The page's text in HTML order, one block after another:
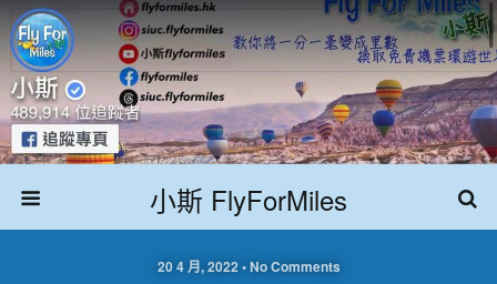
小斯 FlyForMiles
20 4 月, 2022 • No Comments